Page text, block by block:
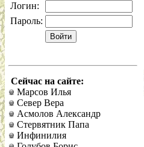
Логин:
Пароль:
Сейчас на сайте:
Марсов Илья
Север Вера
Асмолов Александр
Стервятник Папа
Инфинилия